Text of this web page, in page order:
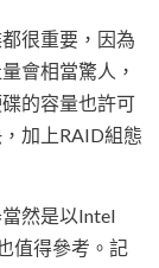
很重要，因為
會相當驚人，
的容量也許可
加上RAID組態
然是以Intel
值得參考。記